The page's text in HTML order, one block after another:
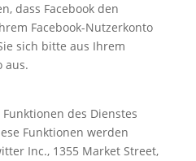
dass Facebook den
Facebook-Nutzerkonto
sich bitte aus Ihrem
aus.
des Dienstes
Funktionen werden
Inc., 1355 Market Street,